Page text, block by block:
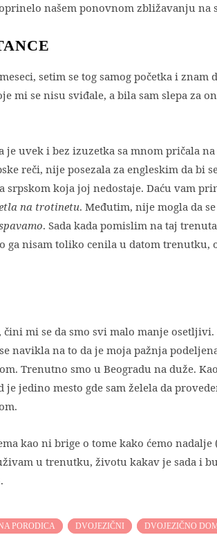
našem ponovnom zbližavanju na
setim se tog samog početka i znam
mi se nisu sviđale, a bila sam slepa za
uvek i bez izuzetka sa mnom pričala
reči, nije posezala za engleskim da bi
srpskom koja joj nedostaje. Daću vam
na trotinetu. Međutim, nije mogla da
. Sada kada pomislim na taj
ga nisam toliko cenila u datom trenutku,
mi se da smo svi malo manje
navikla na to da je moja pažnja
Trenutno smo u Beogradu na duže.
jedino mesto gde sam želela da
kao ni brige o tome kako ćemo
u trenutku, životu kakav je sada i
PORODICA DVOJEZIČNI DVOJEZIČNO